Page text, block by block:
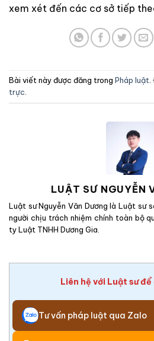
xem xét đến các cơ sở tiếp
Bài viết này được đăng trong Pháp luật
trực
LUẬT SƯ NGUYỄN
Luật sư Nguyễn Văn Dương là Luật sư
người chịu trách nhiệm chính toàn bộ
ty Luật TNHH Dương Gia.
Liên hệ với Luật sư
Tư vấn pháp luật qua Zalo